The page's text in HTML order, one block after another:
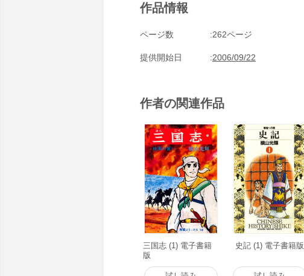
作品情報
ページ数 262ページ
提供開始日 2006/09/22
作者の関連作品
三国志 (1) 電子書籍
版
史記 (1) 電子書籍版